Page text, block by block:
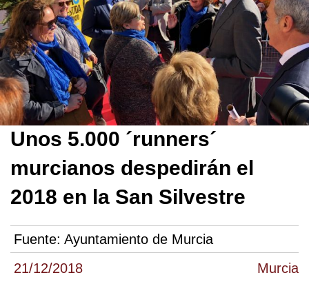
21/12/2018 Murcia
Unos 5.000 ´runners´
murcianos despedirán el
2018 en la San Silvestre
Fuente: Ayuntamiento de Murcia